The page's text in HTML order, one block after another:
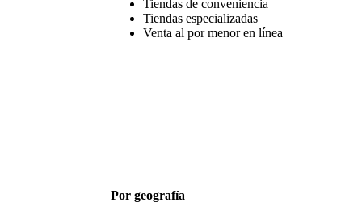
Tiendas de conveniencia
Tiendas especializadas
Venta al por menor en línea
Por geografía